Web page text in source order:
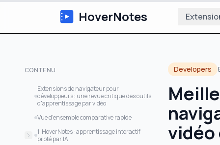
HoverNotes
CONTENU
Extensions de navigateur pour
développeurs : une revue critique des outils
d'apprentissage par vidéo
Vue d'ensemble comparative rapide
1. HoverNotes : apprentissage interactif
piloté par IA
Developers
vidéo